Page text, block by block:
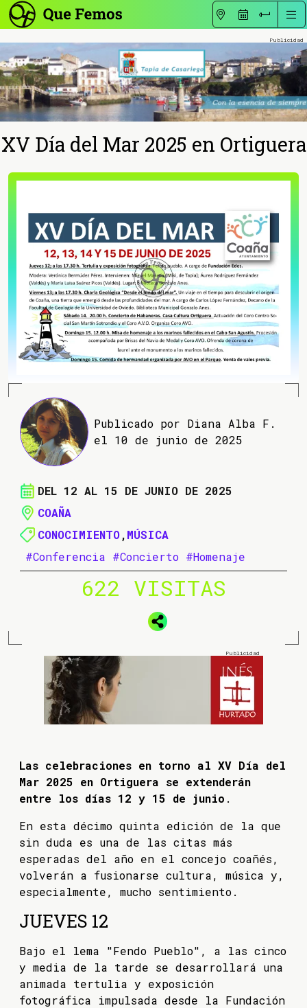
XV Día del Mar 2025 en Ortiguera
Publicado por Diana Alba F.
el 10 de junio de 2025
DEL 12 AL 15 DE JUNIO DE 2025
COAÑA
CONOCIMIENTO,MÚSICA
#Conferencia #Concierto #Homenaje
622 VISITAS
Las celebraciones en torno al XV Día del
Mar 2025 en Ortiguera se extenderán
entre los días 12 y 15 de junio .
En esta décimo quinta edición de la que
sin duda es una de las citas más
esperadas del año en el concejo coañés,
volverán a fusionarse cultura, música y,
especialmente, mucho sentimiento.
JUEVES 12
Bajo el lema "Fendo Pueblo", a las cinco
y media de la tarde se desarrollará una
animada tertulia y exposición
fotográfica impulsada desde la Fundación